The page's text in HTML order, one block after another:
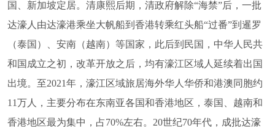
国、新加坡定居。清康熙后期，清政府解除“海禁”后，一批
达濠人由达濠港乘坐大帆船到香港转乘红头船“过番”到暹罗
（泰国）、安南（越南）等国家，此后到民国，中华人民共
和国成立之初，改革开放之后，均有濠江区域人延续着出国
出境。至2021年，濠江区域旅居海外华人华侨和港澳同胞约
11万人，主要分布在东南亚各国和香港地区，泰国、越南和
香港地区最为集中，占70%左右。 20世纪70年代，成批达濠